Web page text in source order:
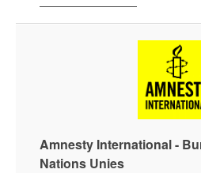
Amnesty International -
Nations Unies